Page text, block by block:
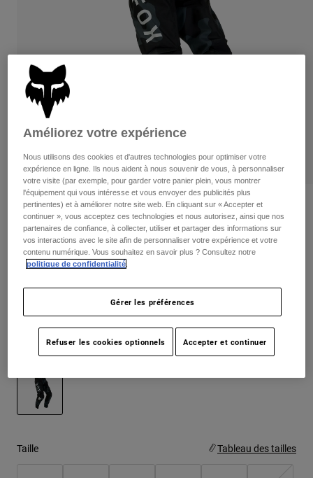
Guards & Protection
Gloves
Jackets & Hydration Vests
Base Layers
Gear Bags
Socks
Replacement Parts
Pads & Protection
Jackets
Gloves
Goggles
Base Layers
Bottles & Hydration Packs
Socks
Replacement Parts
Tout acheter
Womens
Hats
Shirts
Sweatshirts
Jackets
Pants
Shorts
Tout acheter
Youth
Shirts
Shorts
Critiques
180 Bnkr Pants
non.33720
184,95 C$
Color -Camouflage noir
Taille Tableau des tailles
Améliorez votre expérience
Nous utilisons des cookies et d'autres technologies pour optimiser votre
expérience en ligne. Ils nous aident à nous souvenir de vous, à personnaliser
votre visite (par exemple, pour garder votre panier plein, vous montrer
l'équipement qui vous intéresse et vous envoyer des publicités plus
pertinentes) et à améliorer notre site web. En cliquant sur « Accepter et
continuer », vous acceptez ces technologies et nous autorisez, ainsi que nos
partenaires de confiance, à collecter, utiliser et partager des informations sur
vos interactions avec le site afin de personnaliser votre expérience et votre
contenu numérique. Vous souhaitez en savoir plus ? Consultez notre
politique de confidentialité
Gérer les préférences
Refuser les cookies optionnels Accepter et continuer